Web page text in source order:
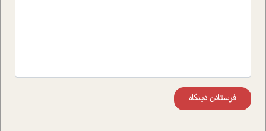
فرستادن دیدگاه